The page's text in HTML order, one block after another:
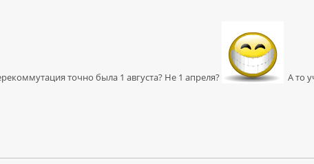
точно была 1 августа? Не 1 апреля? А то